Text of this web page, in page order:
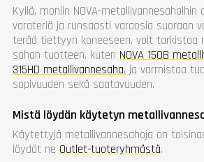
Kyllä, moniin NOVA-metallivannesahoihin
varateriä ja runsaasti varaosia suoraan
terää tiettyyn koneeseen, voit tarkistaa
sahan tuotteen, kuten NOVA 150B
315HD metallivannesaha, ja varmistaa
sopivuuden sekä saatavuuden.
Mistä löydän käytetyn
Käytettyjä metallivannesahoja on
löydät ne Outlet-tuoteryhmästä.